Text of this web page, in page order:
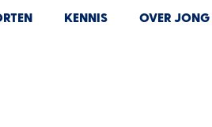
KENNIS OVER